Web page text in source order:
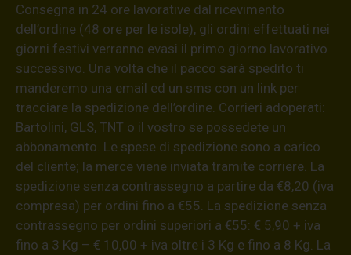
Consegna in 24 ore lavorative dal ricevimento
dell’ordine (48 ore per le isole), gli ordini effettuati nei
giorni festivi verranno evasi il primo giorno lavorativo
successivo. Una volta che il pacco sarà spedito ti
manderemo una email ed un sms con un link per
tracciare la spedizione dell’ordine. Corrieri adoperati:
Bartolini, GLS, TNT o il vostro se possedete un
abbonamento. Le spese di spedizione sono a carico
del cliente; la merce viene inviata tramite corriere. La
spedizione senza contrassegno a partire da €8,20 (iva
compresa) per ordini fino a €55. La spedizione senza
contrassegno per ordini superiori a €55: € 5,90 + iva
fino a 3 Kg – € 10,00 + iva oltre i 3 Kg e fino a 8 Kg. La